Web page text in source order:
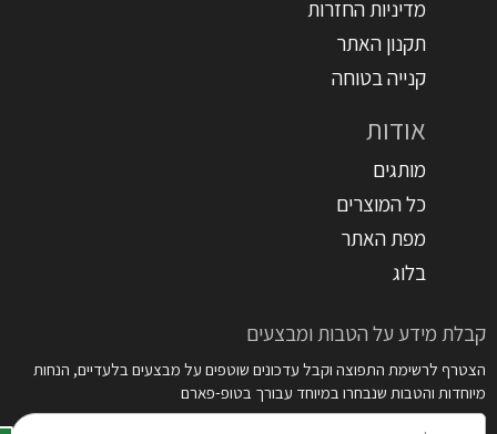
מדיניות החזרות
תקנון האתר
קנייה בטוחה
אודות
מותגים
כל המוצרים
מפת האתר
בלוג
קבלת מידע על הטבות ומבצעים
הצטרף לרשימת התפוצה וקבל עדכונים שוטפים על מבצעים בלעדיים, הנחות
מיוחדות והטבות שנבחרו במיוחד עבורך בטופ-פארם